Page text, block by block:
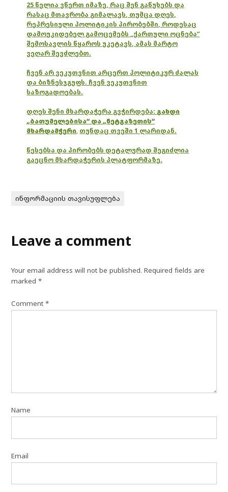
25 წელია ვწერთ იმაზე, რაც შენ გაწუხებს და
რასაც მთავრობა გიმალავს, თუმცა დღეს,
რეპრესიული პოლიტიკის პირობებში, როდესაც
დამოუკიდებელ გამოცემებს „ქართული ოცნება“
შემოსავლის წყაროს უკეტავს, ამას მარტო
ვეღარ შევძლებთ.
ჩვენ არ ვეკუთვნით არცერთ პოლიტიკურ ძალას
და ბიზნესჯგუფს. ჩვენ ვეკუთვნით
საზოგადოებას.
დღეს შენი მხარდაჭერა გვჭირდება: გახდი
„ბათუმელებისა“ და „ნეტგაზეთის“
მხარდამჭერი, თუნდაც თვეში 1 ლარიდან.
წესებსა და პირობებს დეტალურად შეგიძლია
გაეცნო მხარდაჭერის პლატფორმაზე.
ინფორმაციის თავისუფლება
Leave a comment
Your email address will not be published. Required fields are
marked*
Comment*
Name
Email